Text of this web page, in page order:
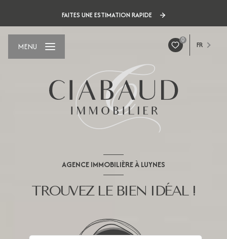
FAITES UNE ESTIMATION RAPIDE
0
FR
MENU
AGENCE IMMOBILIÈRE À LUYNES
TROUVEZ LE BIEN IDÉAL !